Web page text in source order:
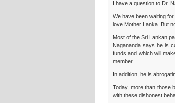
I have a question to Dr.
We have been waiting
love Mother Lanka. But
Most of the Sri Lankan
Nagananda says he is
funds and which will
member.
In addition, he is
Today, more than those
with these dishonest